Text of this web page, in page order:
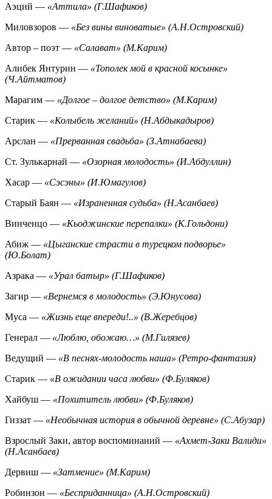
Аэций — «Аттила» (Г.Шафиков)
Миловзоров — «Без вины виноватые» (А.Н.Островский)
Автор – поэт — «Салават» (М.Карим)
Алибек Янтурин — «Тополек мой в красной косынке»
(Ч.Айтматов)
Марагим — «Долгое – долгое детство» (М.Карим)
Старик — «Колыбель желаний» (Н.Абдыкадыров)
Арслан — «Прерванная свадьба» (З.Атнабаева)
Ст. Зулькарнай — «Озорная молодость» (И.Абдуллин)
Хасар — «Сэсэны» (И.Юмагулов)
Старый Баян — «Израненная судьба» (Н.Асанбаев)
Винченцо — «Кьоджинские перепалки» (К.Гольдони)
Абиж — «Цыганские страсти в турецком подворье»
(Ю.Болат)
Азрака — «Урал батыр» (Г.Шафиков)
Загир — «Вернемся в молодость» (Э.Юнусова)
Муса — «Жизнь еще впереди!..» (В.Жеребцов)
Генерал — «Люблю, обожаю…» (М.Гилязев)
Ведущий — «В песнях-молодость наша» (Ретро-фантазия)
Старик — «В ожидании часа любви» (Ф.Буляков)
Хайбуш — «Похититель любви» (Ф.Буляков)
Гиззат — «Необычная история в обычной деревне» (С.Абузар)
Взрослый Заки, автор воспоминаний — «Ахмет-Заки Валиди»
(Н.Асанбаев)
Дервиш — «Затмение» (М.Карим)
Робинзон — «Бесприданница» (А.Н.Островский)